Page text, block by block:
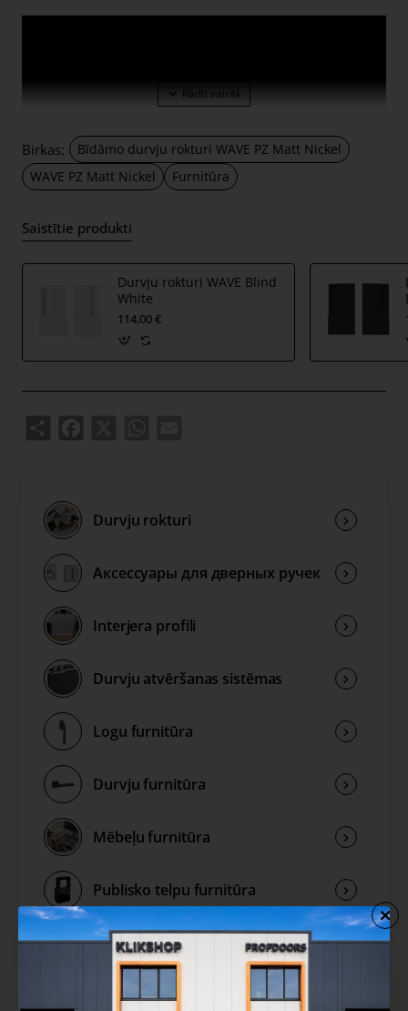
Durvju rokturi tiek ražoti Itālijā, AGB rūpnīcā.
AGB zīmolu raksturo novatoriski risinājumi, augsta
produktu kvalitāte un izturība.
Birkas:
Bīdāmo durvju rokturi WAVE PZ Matt Nickel
WAVE PZ Matt Nickel
Furnitūra
Saistītie produkti
Durvju rokturi WAVE Blind
White
114,00 €
Durvju rokturi
Аксессуары для дверных ручек
Interjera profili
Durvju atvēršanas sistēmas
Logu furnitūra
Durvju furnitūra
Mēbeļu furnitūra
Publisko telpu furnitūra
Rokturu kolekcijas
Izpārdošana